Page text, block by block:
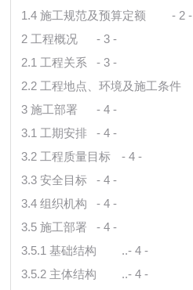
1.4 施工规范及预算定额
- 2 -
2 工程概况
- 3 -
2.1 工程关系
- 3 -
2.2 工程地点、环境及施工条件
3 施工部署
- 4 -
3.1 工期安排
- 4 -
3.2 工程质量目标
- 4 -
3.3 安全目标
- 4 -
3.4 组织机构
- 4 -
3.5 施工部署
- 4 -
3.5.1 基础结构
..- 4 -
3.5.2 主体结构
..- 4 -